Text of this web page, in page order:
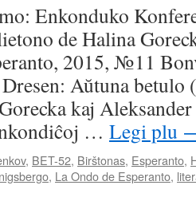
Enkonduko
de Halina
2015, №11
Aŭtuna betulo
kaj
… Legi plu
, BET-52, Birštonas, Esperanto,
, La Ondo de Esperanto,